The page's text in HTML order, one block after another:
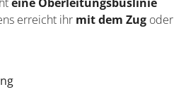
Verkehrs stürzen. Für